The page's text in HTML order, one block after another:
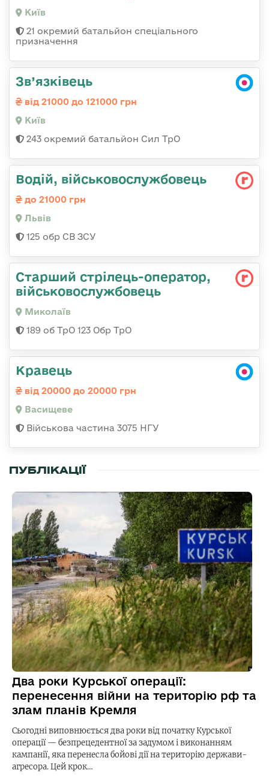
Київ
21 окремий батальйон спеціального
призначення
Зв’язківець
від 21000 до 121000 грн
Київ
243 окремий батальйон Сил ТрО
Водій, військовослужбовець
до 21000 грн
Львів
125 обр СВ ЗСУ
Старший стрілець-оператор,
військовослужбовець
Миколаїв
189 об ТрО 123 Обр ТрО
Кравець
від 20000 до 20000 грн
Васищеве
Військова частина 3075 НГУ
ПУБЛІКАЦІЇ
Два роки Курської операції:
перенесення війни на територію рф та
злам планів Кремля
Сьогодні виповнюється два роки від початку Курської
операції — безпрецедентної за задумом і виконанням
кампанії, яка перенесла бойові дії на територію держави-
агресора. Цей крок…